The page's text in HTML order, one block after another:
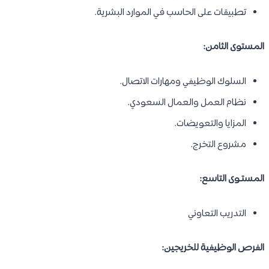
تطبيقات على الحاسب في الموارد البشرية.
المستوى الثامن:
السلوك الوظيفي ومهارات الاتصال.
نظام العمل والعمال السعودي.
المزايا والتعويضات.
مشروع التخرج.
المستـوى التاسع:
التدريب التعاوني
الفرص الوظيفية للخريجين: